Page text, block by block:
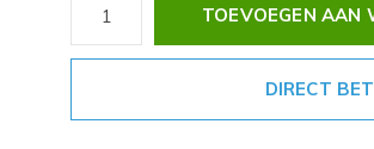
TOEVOEGEN AAN
DIRECT